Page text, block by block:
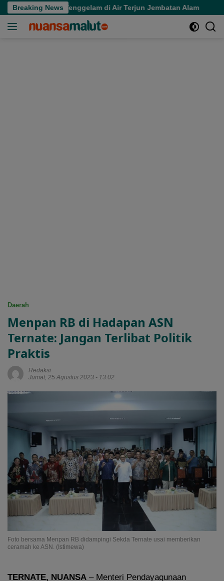
Langsung
ke
Breaking News
Usai Tenggelam di Air Terjun Jembatan Alam
Daerah
Menpan RB di Hadapan ASN
Ternate: Jangan Terlibat Politik
Praktis
Redaksi
Jumat, 25 Agustus 2023 - 13:02
Foto bersama Menpan RB didampingi Sekda Ternate usai memberikan
ceramah ke ASN. (Istimewa)
TERNATE, NUANSA – Menteri Pendayagunaan